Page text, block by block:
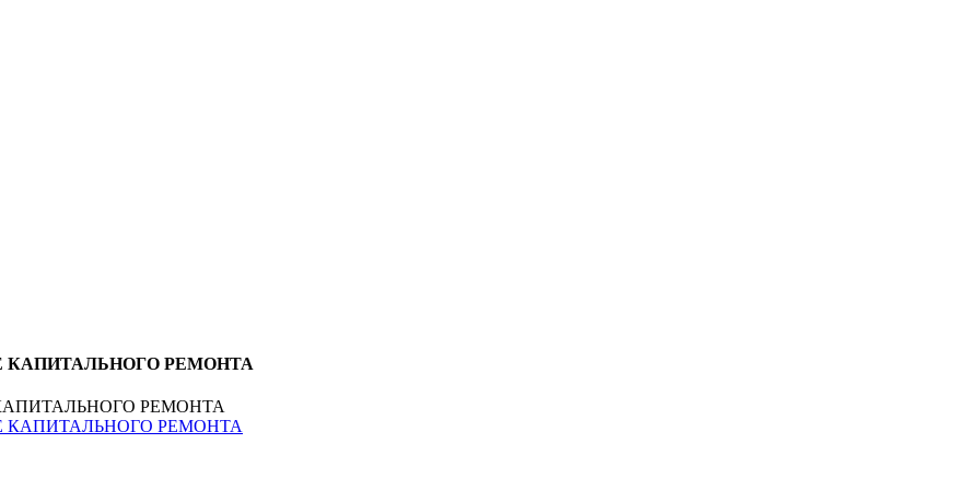
КАПИТАЛЬНОГО РЕМОНТА
КАПИТАЛЬНОГО РЕМОНТА